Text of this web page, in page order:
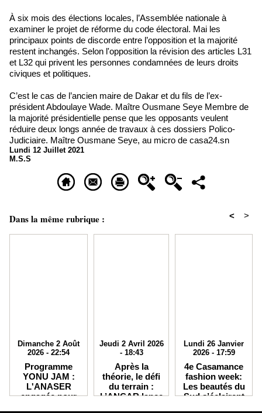
À six mois des élections locales, l’Assemblée nationale à
examiner le projet de réforme du code électoral. Mai les
principaux points de discorde entre l’opposition et la majorité
restent inchangés. Selon l'opposition la révision des articles L31
et L32 qui privent les personnes condamnées de leurs droits
civiques et politiques.
C’est le cas de l’ancien maire de Dakar et du fils de l’ex-
président Abdoulaye Wade. Maître Ousmane Seye Membre de
la majorité présidentielle pense que les opposants veulent
réduire deux longs année de travaux à ces dossiers Polico-
Judiciaire. Maître Ousmane Seye, au micro de casa24.sn
Lundi 12 Juillet 2021
M.S.S
Dans la même rubrique : < >
Dimanche 2 Août
2026 - 22:54
Programme
YONU JAM :
L'ANASER
engagée pour
Jeudi 2 Avril 2026
- 18:43
Après la
théorie, le défi
du terrain :
L’ANCAR lance
Lundi 26 Janvier
2026 - 17:59
4e Casamance
fashion week:
Les beautés du
Sud s’éclairent